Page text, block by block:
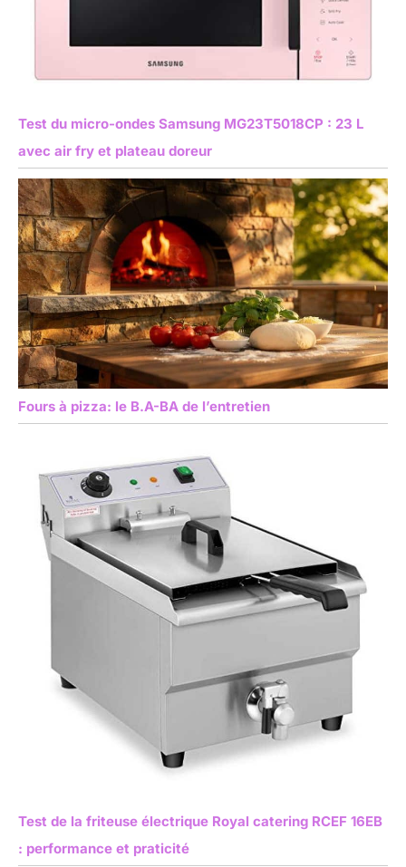
Test du micro-ondes Samsung MG23T5018CP : 23 L
avec air fry et plateau doreur
Fours à pizza: le B.A-BA de l’entretien
Test de la friteuse électrique Royal catering RCEF 16EB
: performance et praticité